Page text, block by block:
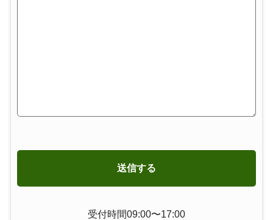
受付時間09:00〜17:00